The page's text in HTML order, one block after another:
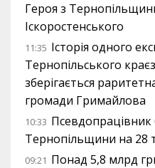
Героя з
Іскоростенського
11:35 Історія одного
Тернопільського
зберігається
громади Гримайлова
10:33
Тернопільщини на 28
09:21 Понад 5,8 млрд